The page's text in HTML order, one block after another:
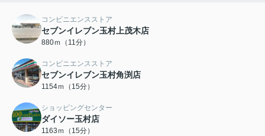
コンビニエンスストア
セブンイレブン玉村上茂木店
880ｍ（11分）
コンビニエンスストア
セブンイレブン玉村角渕店
1154ｍ（15分）
ショッピングセンター
ダイソー玉村店
1163ｍ（15分）